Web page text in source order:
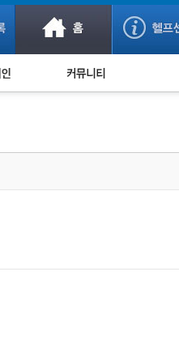
사기 예방했어요!